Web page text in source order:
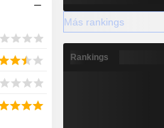
Más rankings
Rankings